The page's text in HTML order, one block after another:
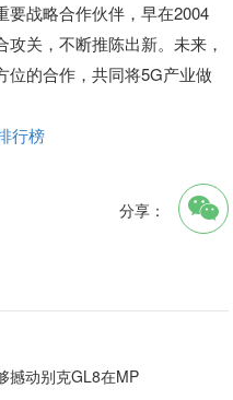
要战略合作伙伴，早在2004
关，不断推陈出新。未来，
位的合作，共同将5G产业做
行榜
分享：
撼动别克GL8在MP